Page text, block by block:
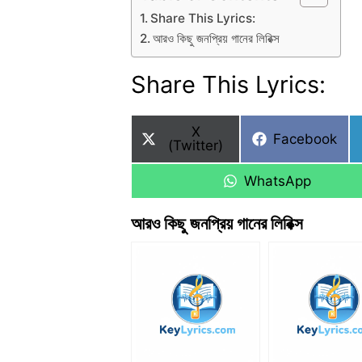
Share This Lyrics:
আরও কিছু জনপ্রিয় গানের লিরিক্স
Share This Lyrics:
Share
on
X
(Twitter)
Share
Facebook
Share
WhatsApp
আরও কিছু জনপ্রিয় গানের লিরিক্স